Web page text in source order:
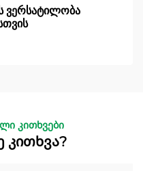
ვერსატილობა
კითხვები
კითხვა?